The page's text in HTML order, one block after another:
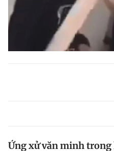
Ứng xử văn minh trong